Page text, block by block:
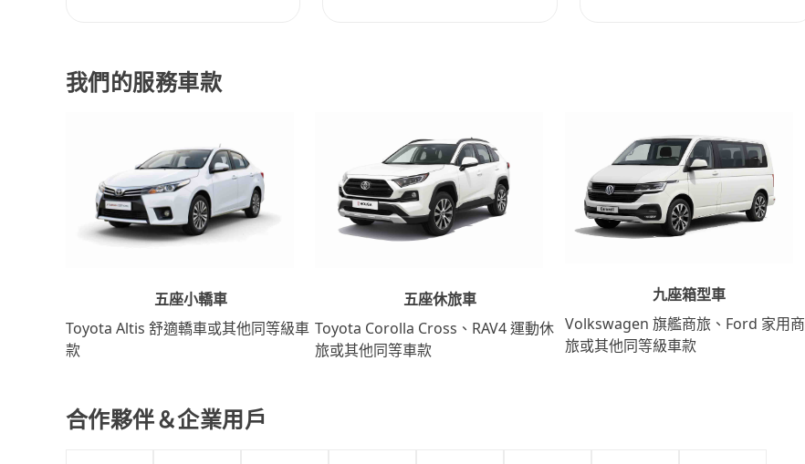
我們的服務車款
五座小轎車
Toyota Altis 舒適轎車或其他同等級車
款
五座休旅車
Toyota Corolla Cross、RAV4 運動休
旅或其他同等車款
九座箱型車
Volkswagen 旗艦商旅、Ford 家用商
旅或其他同等級車款
合作夥伴＆企業用戶